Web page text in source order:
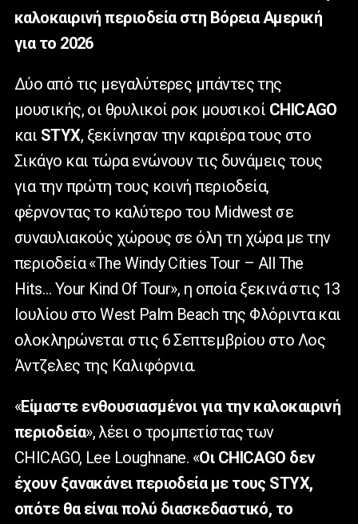
καλοκαιρινή περιοδεία στη Βόρεια Αμερική
για το 2026
Δύο από τις μεγαλύτερες μπάντες της
μουσικής, οι θρυλικοί ροκ μουσικοί CHICAGO
και STYX, ξεκίνησαν την καριέρα τους στο
Σικάγο και τώρα ενώνουν τις δυνάμεις τους
για την πρώτη τους κοινή περιοδεία,
φέρνοντας το καλύτερο του Midwest σε
συναυλιακούς χώρους σε όλη τη χώρα με την
περιοδεία «The Windy Cities Tour – All The
Hits… Your Kind Of Tour», η οποία ξεκινά στις 13
Ιουλίου στο West Palm Beach της Φλόριντα και
ολοκληρώνεται στις 6 Σεπτεμβρίου στο Λος
Άντζελες της Καλιφόρνια.
«Είμαστε ενθουσιασμένοι για την καλοκαιρινή
περιοδεία», λέει ο τρομπετίστας των
CHICAGO, Lee Loughnane. «Οι CHICAGO δεν
έχουν ξανακάνει περιοδεία με τους STYX,
οπότε θα είναι πολύ διασκεδαστικό, το